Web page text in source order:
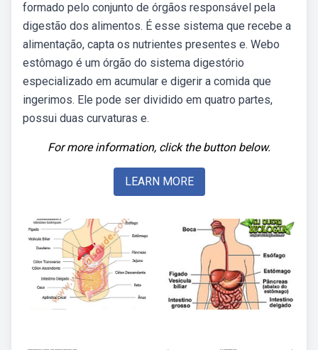
formado pelo conjunto de órgãos responsável pela
digestão dos alimentos. É esse sistema que recebe a
alimentação, capta os nutrientes presentes e. Webo
estômago é um órgão do sistema digestório
especializado em acumular e digerir a comida que
ingerimos. Ele pode ser dividido em quatro partes,
possui duas curvaturas e.
For more information, click the button below.
LEARN MORE